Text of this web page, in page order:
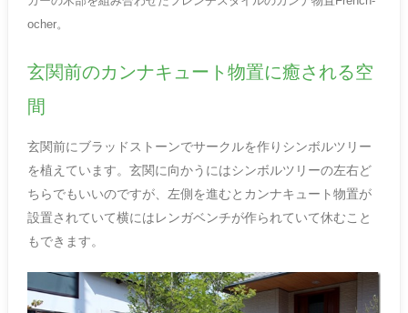
ocher。
玄関前のカンナキュート物置に癒される空
間
玄関前にブラッドストーンでサークルを作りシンボルツリー
を植えています。玄関に向かうにはシンボルツリーの左右ど
ちらでもいいのですが、左側を進むとカンナキュート物置が
設置されていて横にはレンガベンチが作られていて休むこと
もできます。